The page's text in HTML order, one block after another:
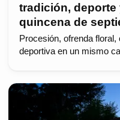
tradición, deporte
quincena de
Procesión, ofrenda
deportiva en un mismo